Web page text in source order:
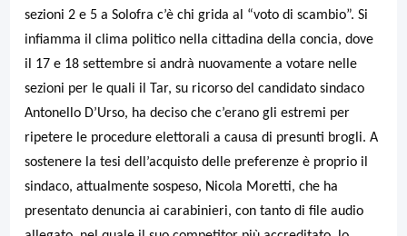
sezioni 2 e 5 a Solofra c’è chi grida al “voto di scambio”. Si
infiamma il clima politico nella cittadina della concia, dove
il 17 e 18 settembre si andrà nuovamente a votare nelle
sezioni per le quali il Tar, su ricorso del candidato sindaco
Antonello D’Urso, ha deciso che c’erano gli estremi per
ripetere le procedure elettorali a causa di presunti brogli. A
sostenere la tesi dell’acquisto delle preferenze è proprio il
sindaco, attualmente sospeso, Nicola Moretti, che ha
presentato denuncia ai carabinieri, con tanto di file audio